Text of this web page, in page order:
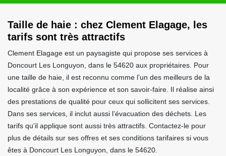
Taille de haie : chez Clement Elagage, les
tarifs sont très attractifs
Clement Elagage est un paysagiste qui propose ses services à
Doncourt Les Longuyon, dans le 54620 aux propriétaires. Pour
une taille de haie, il est reconnu comme l’un des meilleurs de la
localité grâce à son expérience et son savoir-faire. Il réalise ainsi
des prestations de qualité pour ceux qui sollicitent ses services.
Dans ses services, il inclut aussi l’évacuation des déchets. Les
tarifs qu’il applique sont aussi très attractifs. Contactez-le pour
plus de détails sur ses offres et ses conditions tarifaires si vous
êtes à Doncourt Les Longuyon, dans le 54620.